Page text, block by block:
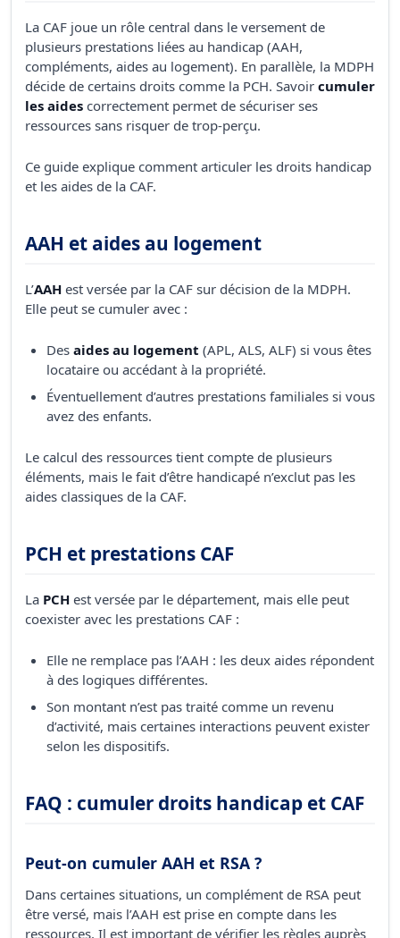
La CAF joue un rôle central dans le versement de
plusieurs prestations liées au handicap (AAH,
compléments, aides au logement). En parallèle, la MDPH
décide de certains droits comme la PCH. Savoir cumuler
les aides correctement permet de sécuriser ses
ressources sans risquer de trop-perçu.
Ce guide explique comment articuler les droits handicap
et les aides de la CAF.
AAH et aides au logement
L’AAH est versée par la CAF sur décision de la MDPH.
Elle peut se cumuler avec :
Des aides au logement (APL, ALS, ALF) si vous êtes
locataire ou accédant à la propriété.
Éventuellement d’autres prestations familiales si vous
avez des enfants.
Le calcul des ressources tient compte de plusieurs
éléments, mais le fait d’être handicapé n’exclut pas les
aides classiques de la CAF.
PCH et prestations CAF
La PCH est versée par le département, mais elle peut
coexister avec les prestations CAF :
Elle ne remplace pas l’AAH : les deux aides répondent
à des logiques différentes.
Son montant n’est pas traité comme un revenu
d’activité, mais certaines interactions peuvent exister
selon les dispositifs.
FAQ : cumuler droits handicap et CAF
Peut-on cumuler AAH et RSA ?
Dans certaines situations, un complément de RSA peut
être versé, mais l’AAH est prise en compte dans les
ressources. Il est important de vérifier les règles auprès